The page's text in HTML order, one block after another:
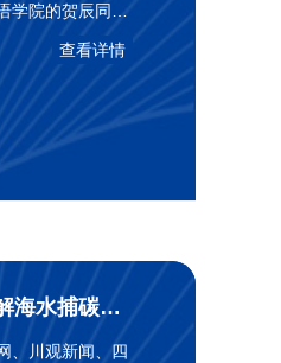
院的贺辰同学
查看详情
海水“变”生物塑料！我国科学家联合破解海水捕碳难题
、川观新闻、四